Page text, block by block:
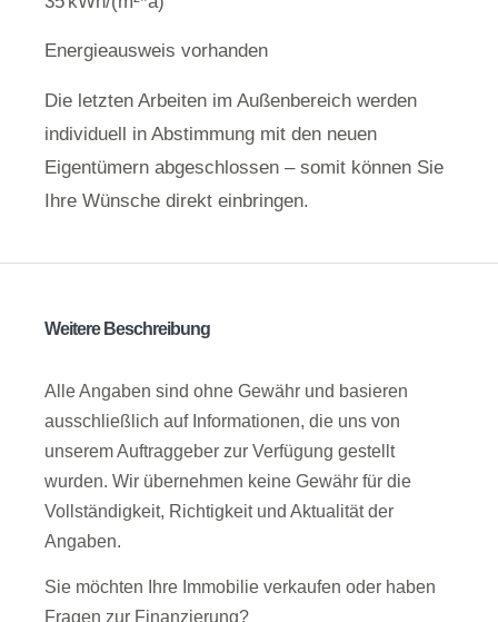
Energieausweis vorhanden
Die letzten Arbeiten im Außenbereich werden
individuell in Abstimmung mit den neuen
Eigentümern abgeschlossen – somit können Sie
Ihre Wünsche direkt einbringen.
Weitere Beschreibung
Alle Angaben sind ohne Gewähr und basieren
ausschließlich auf Informationen, die uns von
unserem Auftraggeber zur Verfügung gestellt
wurden. Wir übernehmen keine Gewähr für die
Vollständigkeit, Richtigkeit und Aktualität der
Angaben.
Sie möchten Ihre Immobilie verkaufen oder haben
Fragen zur Finanzierung?